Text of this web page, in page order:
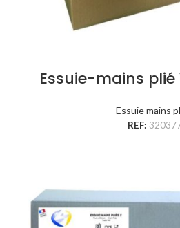
Essuie-mains plié
Essuie mains
REF: